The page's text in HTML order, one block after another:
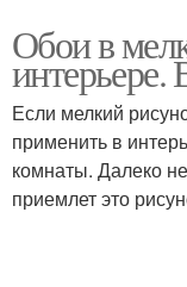
Обои в
интерьере.
Если мелкий
применить в
комнаты. Далеко
приемлет это